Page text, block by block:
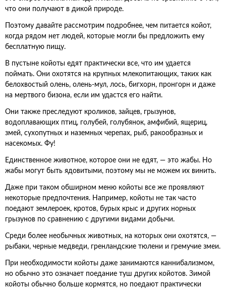
что они получают в дикой природе.
Поэтому давайте рассмотрим подробнее, чем питается койот,
когда рядом нет людей, которые могли бы предложить ему
бесплатную пищу.
В пустыне койоты едят практически все, что им удается
поймать. Они охотятся на крупных млекопитающих, таких как
белохвостый олень, олень-мул, лось, бигхорн, пронгорн и даже
на мертвого бизона, если им удастся его найти.
Они также преследуют кроликов, зайцев, грызунов,
водоплавающих птиц, голубей, голубянок, амфибий, ящериц,
змей, сухопутных и наземных черепах, рыб, ракообразных и
насекомых. Фу!
Единственное животное, которое они не едят, — это жабы. Но
жабы могут быть ядовитыми, поэтому мы не можем их винить.
Даже при таком обширном меню койоты все же проявляют
некоторые предпочтения. Например, койоты не так часто
поедают землероек, кротов, бурых крыс и других норных
грызунов по сравнению с другими видами добычи.
Среди более необычных животных, на которых они охотятся, —
рыбаки, черные медведи, гренландские тюлени и гремучие змеи.
При необходимости койоты даже занимаются каннибализмом,
но обычно это означает поедание туш других койотов. Зимой
койоты обычно больше кормятся, но поедают практически